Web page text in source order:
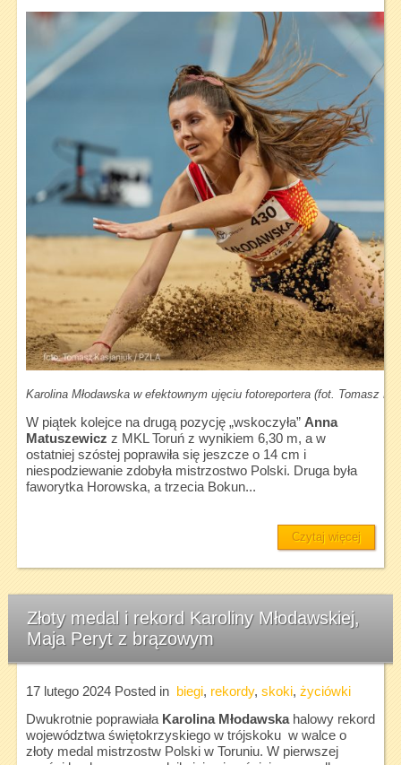
Karolina Młodawska w efektownym ujęciu fotoreportera (fot. Tomasz
W piątek kolejce na drugą pozycję „wskoczyła” Anna
Matuszewicz z MKL Toruń z wynikiem 6,30 m, a w
ostatniej szóstej poprawiła się jeszcze o 14 cm i
niespodziewanie zdobyła mistrzostwo Polski. Druga była
faworytka Horowska, a trzecia Bokun...
Czytaj więcej
Złoty medal i rekord Karoliny Młodawskiej,
Maja Peryt z brązowym
17 lutego 2024Posted in biegi, rekordy, skoki, życiówki
Dwukrotnie poprawiała Karolina Młodawskahalowy rekord
województwa świętokrzyskiego w trójskoku w walce o
złoty medal mistrzostw Polski w Toruniu. W pierwszej